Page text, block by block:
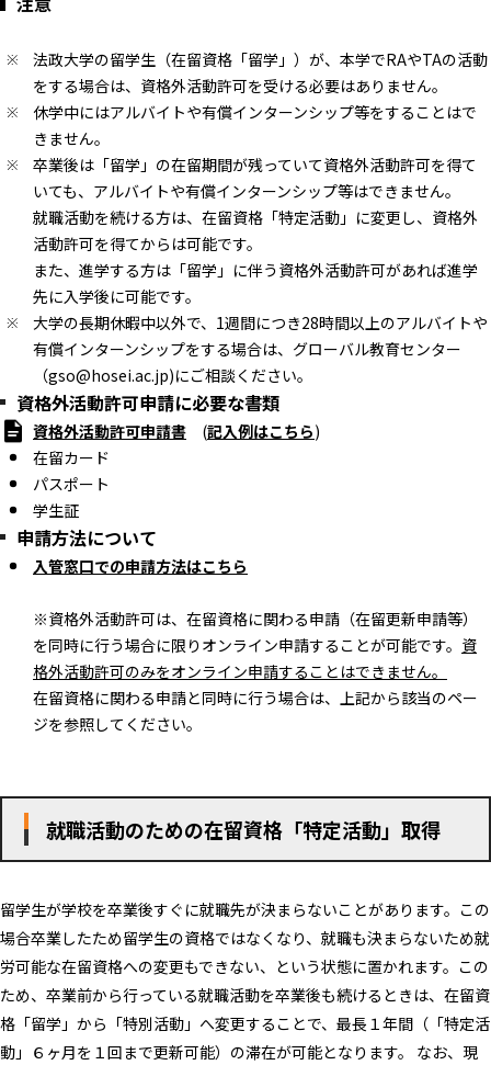
法政大学の留学生（在留資格「留学」）が、本学でRAやTAの活動
をする場合は、資格外活動許可を受ける必要はありません。
休学中にはアルバイトや有償インターンシップ等をすることはで
きません。
卒業後は「留学」の在留期間が残っていて資格外活動許可を得て
いても、アルバイトや有償インターンシップ等はできません。
就職活動を続ける方は、在留資格「特定活動」に変更し、資格外
活動許可を得てからは可能です。
また、進学する方は「留学」に伴う資格外活動許可があれば進学
先に入学後に可能です。
大学の長期休暇中以外で、1週間につき28時間以上のアルバイトや
有償インターンシップをする場合は、グローバル教育センター
（gso@hosei.ac.jp)にご相談ください。
資格外活動許可申請に必要な書類
資格外活動許可申請書 (記入例はこちら)
在留カード
パスポート
学生証
申請方法について
入管窓口での申請方法はこちら
※資格外活動許可は、在留資格に関わる申請（在留更新申請等）
を同時に行う場合に限りオンライン申請することが可能です。 資
格外活動許可のみをオンライン申請することはできません。
在留資格に関わる申請と同時に行う場合は、上記から該当のペー
ジを参照してください。
就職活動のための在留資格「特定活動」取得
留学生が学校を卒業後すぐに就職先が決まらないことがあります。この
場合卒業したため留学生の資格ではなくなり、就職も決まらないため就
労可能な在留資格への変更もできない、という状態に置かれます。この
ため、卒業前から行っている就職活動を卒業後も続けるときは、在留資
格「留学」から「特別活動」へ変更することで、最長１年間（「特定活
動」６ヶ月を１回まで更新可能）の滞在が可能となります。 なお、現